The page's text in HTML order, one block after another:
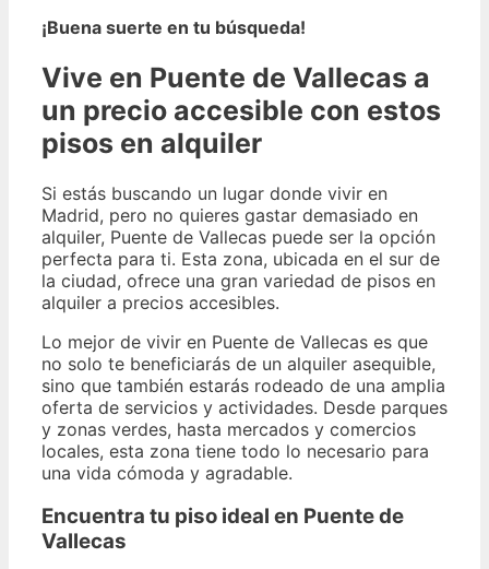
¡Buena suerte en tu búsqueda!
Vive en Puente de Vallecas a
un precio accesible con estos
pisos en alquiler
Si estás buscando un lugar donde vivir en
Madrid, pero no quieres gastar demasiado en
alquiler, Puente de Vallecas puede ser la opción
perfecta para ti. Esta zona, ubicada en el sur de
la ciudad, ofrece una gran variedad de pisos en
alquiler a precios accesibles.
Lo mejor de vivir en Puente de Vallecas es que
no solo te beneficiarás de un alquiler asequible,
sino que también estarás rodeado de una amplia
oferta de servicios y actividades. Desde parques
y zonas verdes, hasta mercados y comercios
locales, esta zona tiene todo lo necesario para
una vida cómoda y agradable.
Encuentra tu piso ideal en Puente de
Vallecas